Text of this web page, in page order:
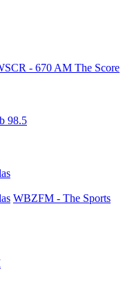
- 670 AM The Score
98.5
WBZFM - The Sports